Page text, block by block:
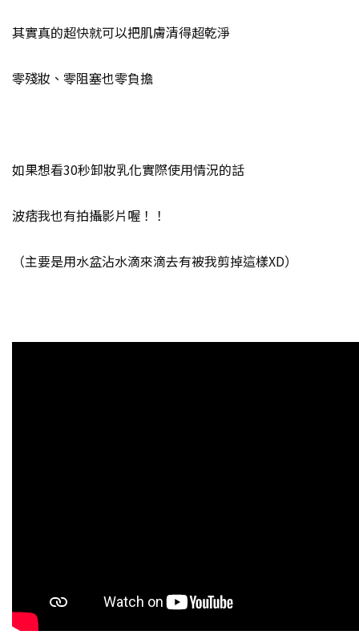
其實真的超快就可以把肌膚清得超乾淨
零殘妝、零阻塞也零負擔
如果想看30秒卸妝乳化實際使用情況的話
波痞我也有拍攝影片喔！！
（主要是用水盆沾水滴來滴去有被我剪掉這樣XD）